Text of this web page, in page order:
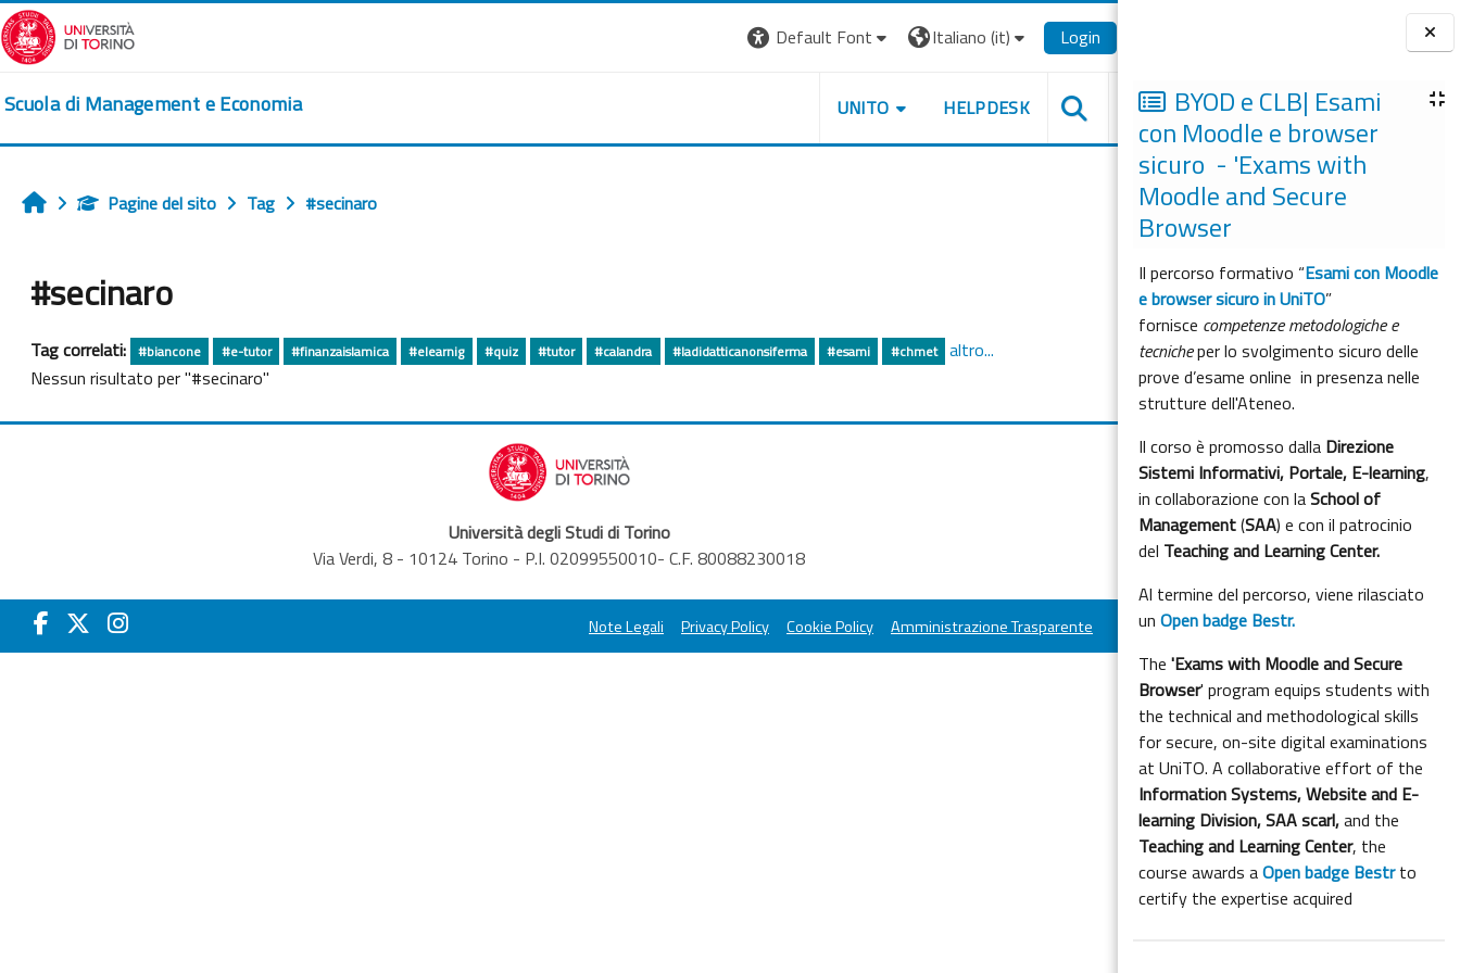
Vai al contenuto principale
Blocchi
BYOD e CLB| Esami
con Moodle e browser
sicuro - 'Exams with
Moodle and Secure
Browser
Il percorso formativo “Esami con Moodle
e browser sicuro in UniTO”
fornisce competenze metodologiche e
tecnicheper lo svolgimento sicuro delle
prove d’esame online in presenza nelle
strutture dell'Ateneo.
Il corso è promosso dalla Direzione
Sistemi Informativi, Portale, E-learning,
in collaborazione con laSchool of
Management(SAA) e con il patrocinio
del Teaching and Learning Center.
Al termine del percorso, viene rilasciato
unOpen badge Bestr.
The'Exams with Moodle and Secure
Browser' program equips students with
the technical and methodological skills
for secure, on-site digital examinations
at UniTO. A collaborative effort of the
Information Systems, Website and E-
learning Division,SAA scarl,and the
Teaching and Learning Center, the
course awards aOpen badge Bestrto
certify the expertise acquired
Default Font Italiano ‎(it)‎ Login
Scuola di Management e Economia UNITO HELPDESK
HomePagine del sito Tag #secinaro
#secinaro
Tag correlati: #biancone #e-tutor #finanzaislamica #elearnig #quiz #tutor #calandra #ladidatticanonsiferma #esami #chmet
altro...
Nessun risultato per "#secinaro"
Università degli Studi di Torino
Via Verdi, 8 - 10124 Torino - P.I. 02099550010- C.F. 80088230018
Note Legali Privacy Policy Cookie Policy Amministrazione Trasparente